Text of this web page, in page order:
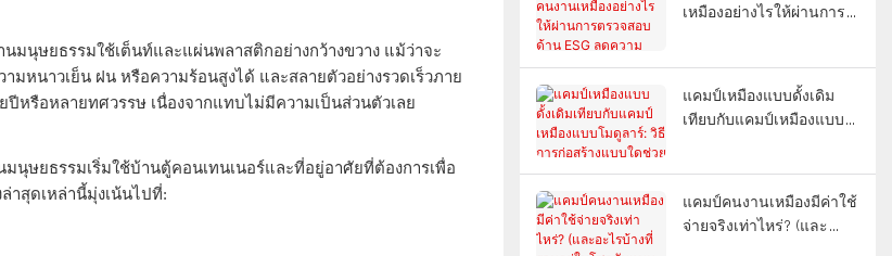
มนุษยธรรมใช้เต็นท์และแผ่นพลาสติกอย่างกว้างขวาง แม้ว่าจะ
หนาวเย็น ฝน หรือความร้อนสูงได้ และสลายตัวอย่างรวดเร็วภาย
หรือหลายทศวรรษ เนื่องจากแทบไม่มีความเป็นส่วนตัวเลย
นุษยธรรมเริ่มใช้บ้านตู้คอนเทนเนอร์และที่อยู่อาศัยที่ต้องการเพื่อ
าสุดเหล่านี้มุ่งเน้นไปที่:
เหมืองอย่างไรให้ผ่านการ
และทนทานต่อแผ่นดิน
ไหว?
แคมป์เหมืองแบบดั้งเดิม
เทียบกับแคมป์เหมืองแบบ
ได้ 12 เดือน?
แคมป์คนงานเหมืองมีค่าใช้
จ่ายจริงเท่าไหร่? (และ